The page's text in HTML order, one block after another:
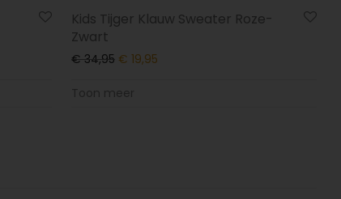
Kids Tijger Klauw Sweater Roze-
Zwart
€34,95 € 19,95